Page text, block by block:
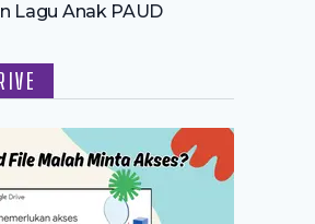
Lagu Anak PAUD